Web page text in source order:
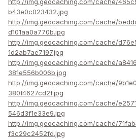
http://img.geocaching.com/cache/
b43e0c023432.jpg
http://img.geocaching.com/cache/
d101aa0a770b.jpg
http://img.geocaching.com/cache/
1d2ab7ae7197.jpg
http://img.geocaching.com/cache/
381e556b006b.jpg
http://img.geocaching.com/cache/
380f4627cd2f.jpg
http://img.geocaching.com/cache/
546d3f1e33e9.jpg
http://img.geocaching.com/cache/
f3c29c2452fd.jpg